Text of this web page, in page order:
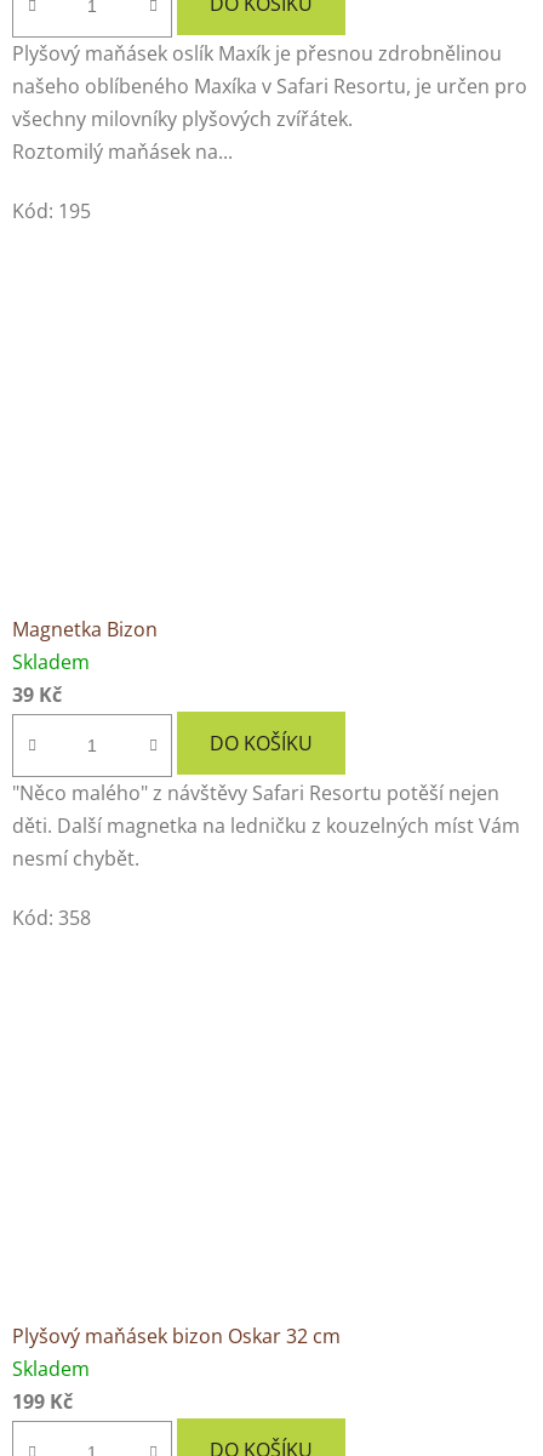
Plyšový maňásek oslík Maxík je přesnou zdrobnělinou
našeho oblíbeného Maxíka v Safari Resortu, je určen pro
všechny milovníky plyšových zvířátek.
Roztomilý maňásek na...
Kód: 195
Magnetka Bizon
Skladem
39 Kč
DO KOŠÍKU
"Něco malého" z návštěvy Safari Resortu potěší nejen
děti. Další magnetka na ledničku z kouzelných míst Vám
nesmí chybět.
Kód: 358
Plyšový maňásek bizon Oskar 32 cm
Skladem
199 Kč
DO KOŠÍKU